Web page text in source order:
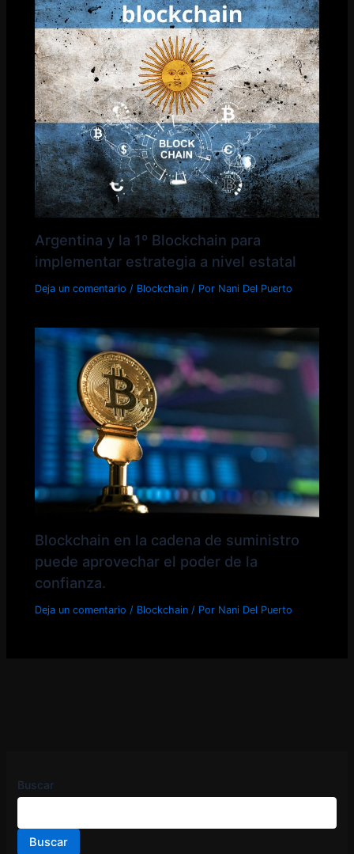
Argentina y la 1º Blockchain para
implementar estrategia a nivel estatal
Deja un comentario / Blockchain / Por Nani Del Puerto
Blockchain en la cadena de suministro
puede aprovechar el poder de la
confianza.
Deja un comentario / Blockchain / Por Nani Del Puerto
Buscar
Buscar